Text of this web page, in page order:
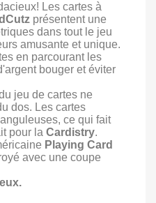
Les cartes à
présentent une
dans tout le jeu
amusante et unique.
en parcourant les
bouger et éviter
jeu de cartes ne
dos. Les cartes
ce qui fait
pour la Cardistry.
Playing Card
avec une coupe